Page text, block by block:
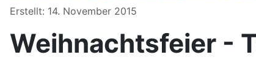
Details
Erstellt: 14. November 2015
Weihnachtsfeier -